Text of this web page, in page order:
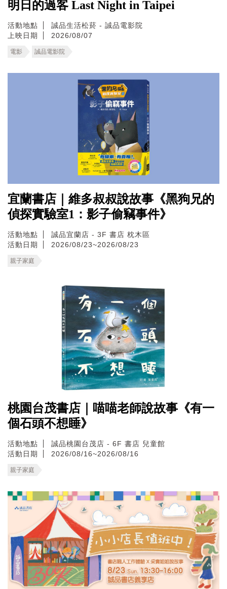
明日的過客 Last Night in Taipei
活動地點
誠品生活松菸 - 誠品電影院
上映日期
2026/08/07
電影 誠品電影院
宜蘭書店｜維多叔叔說故事《黑狗兄的
偵探實驗室1：影子偷竊事件》
活動地點
誠品宜蘭店 - 3F 書店 枕木區
活動日期
2026/08/23~2026/08/23
親子家庭
桃園台茂書店｜喵喵老師說故事《有一
個石頭不想睡》
活動地點
誠品桃園台茂店 - 6F 書店 兒童館
活動日期
2026/08/16~2026/08/16
親子家庭